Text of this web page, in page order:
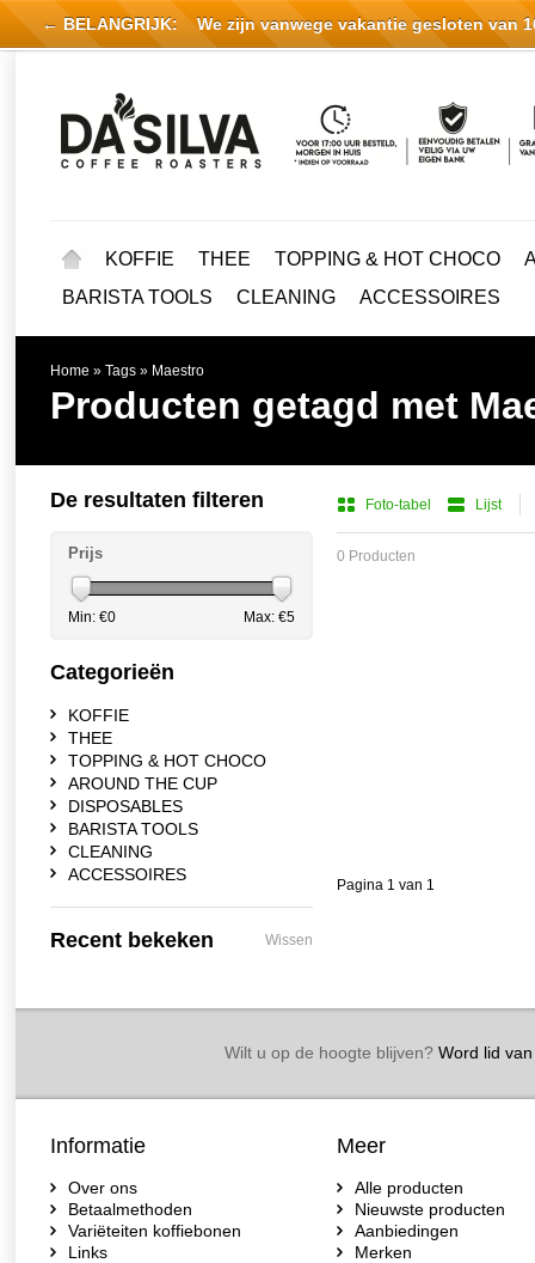
KOFFIE THEE TOPPING & HOT CHOCO
BARISTA TOOLS
CLEANING ACCESSOIRES
Home » Tags » Maestro
Producten getagd met
Foto-tabel Lijst
0 Producten
Pagina 1 van 1
De resultaten filteren
Prijs
Min: €0 Max: €5
Categorieën
KOFFIE
THEE
TOPPING & HOT CHOCO
AROUND THE CUP
DISPOSABLES
BARISTA TOOLS
CLEANING
ACCESSOIRES
Recent bekeken Wissen
Wilt u op de hoogte blijven?Word lid van
Informatie
Over ons
Betaalmethoden
Variëteiten koffiebonen
Links
Meer
Alle producten
Nieuwste producten
Aanbiedingen
Merken
← BELANGRIJK: We zijn vanwege vakantie gesloten van